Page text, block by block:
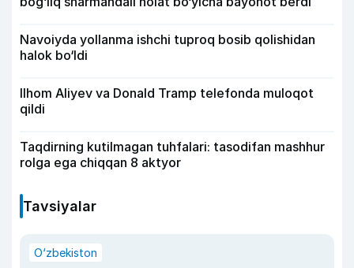
Navoiyda yollanma ishchi tuproq bosib qolishidan
halok bo‘ldi
Ilhom Aliyev va Donald Tramp telefonda muloqot
qildi
Taqdirning kutilmagan tuhfalari: tasodifan mashhur
rolga ega chiqqan 8 aktyor
Tavsiyalar
O‘zbekiston